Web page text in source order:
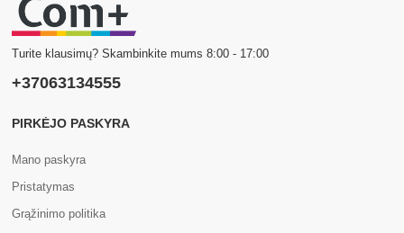
Turite klausimų? Skambinkite mums 8:00 - 17:00
+37063134555
PIRKĖJO PASKYRA
Mano paskyra
Pristatymas
Grąžinimo politika